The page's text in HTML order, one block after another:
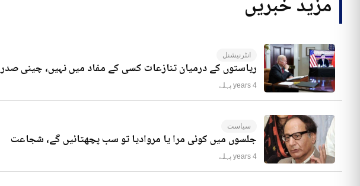
مزید خبریں
انٹرنیشنل
ریاستوں کے درمیان تنازعات کسی کے مفاد میں نہیں، چینی صدر
4 years پہلے
سیاست
جلسوں میں کوئی مرا یا مروادیا تو سب پچھتائیں گے، شجاعت
4 years پہلے